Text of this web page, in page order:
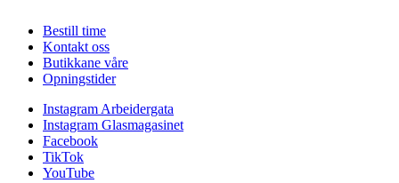
Bestill time
Kontakt oss
Butikkane våre
Opningstider
Instagram Arbeidergata
Instagram Glasmagasinet
Facebook
TikTok
YouTube